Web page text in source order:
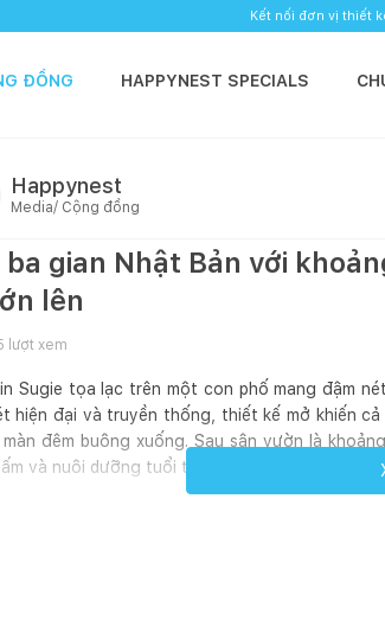
Kết nối đơn vị thiết
ĐỒNG HAPPYNEST SPECIALS
Happynest
Media/ Cộng đồng
ba gian Nhật Bản với
lên
lượt xem
Sugie tọa lạc trên một con phố mang đậm
hiện đại và truyền thống, thiết kế mở khiến
màn đêm buông xuống. Sau sân vườn là
và nuôi dưỡng tuổi thơ của con nhỏ.